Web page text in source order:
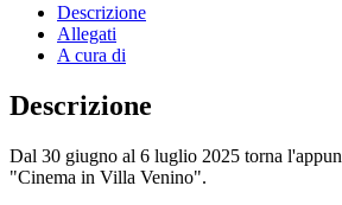
Descrizione
Allegati
A cura di
Descrizione
Dal 30 giugno al 6 luglio 2025 torna
"Cinema in Villa Venino".